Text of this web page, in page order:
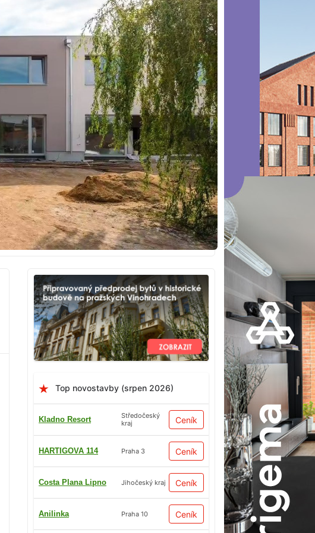
Top novostavby (srpen 2026)
Kladno Resort
Středočeský
kraj
Ceník
HARTIGOVA 114 Praha 3 Ceník
Costa Plana Lipno Jihočeský kraj Ceník
Anilinka Praha 10 Ceník